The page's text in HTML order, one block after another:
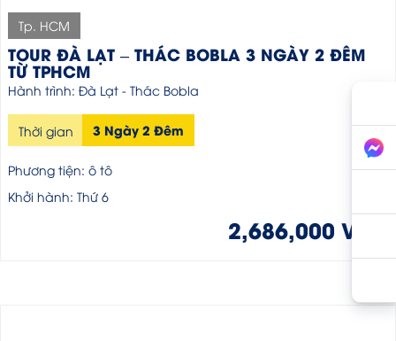
Tp. HCM
TOUR ĐÀ LẠT – THÁC BOBLA 3 NGÀY 2 ĐÊM
TỪ TPHCM
Hành trình: Đà Lạt - Thác Bobla
Thời gian 3 Ngày 2 Đêm
Phương tiện: ô tô
Khởi hành: Thứ 6
2,686,000 VND